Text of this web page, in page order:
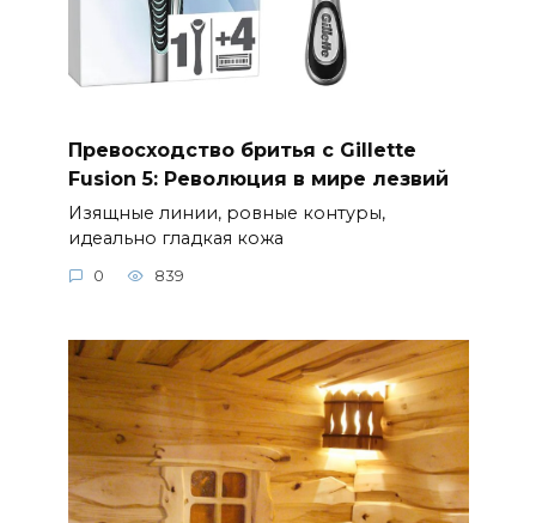
Превосходство бритья с Gillette
Fusion 5: Революция в мире лезвий
Изящные линии, ровные контуры,
идеально гладкая кожа
0 839